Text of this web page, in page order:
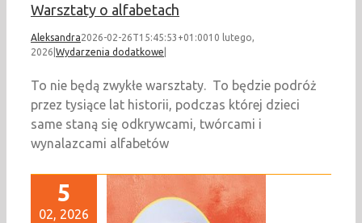
Warsztaty o alfabetach
Aleksandra2026-02-26T15:45:53+01:0010 lutego,
2026 Wydarzenia dodatkowe
To nie będą zwykłe warsztaty. To będzie podróż
przez tysiące lat historii, podczas której dzieci
same staną się odkrywcami, twórcami i
wynalazcami alfabetów
5
02, 2026